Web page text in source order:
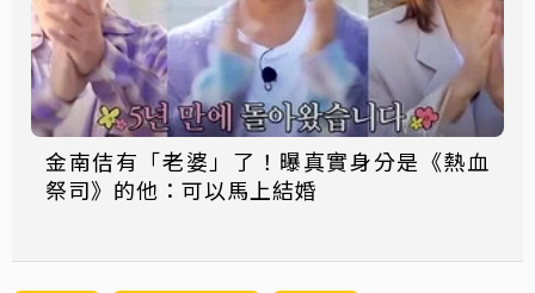
金南佶有「老婆」了！曝真實身分是《熱血
祭司》的他：可以馬上結婚